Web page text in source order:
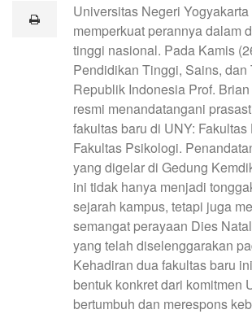
lprint
Universitas Negeri
memperkuat perannya dalam
tinggi nasional. Pada Kamis
Pendidikan Tinggi, Sains, dan
Republik Indonesia Prof.
resmi menandatangani
fakultas baru di UNY: Fakultas
Fakultas Psikologi.
yang digelar di Gedung
ini tidak hanya menjadi
sejarah kampus, tetapi juga
semangat perayaan Dies
yang telah diselenggarakan
Kehadiran dua fakultas baru
bentuk konkret dari komitmen
bertumbuh dan merespons